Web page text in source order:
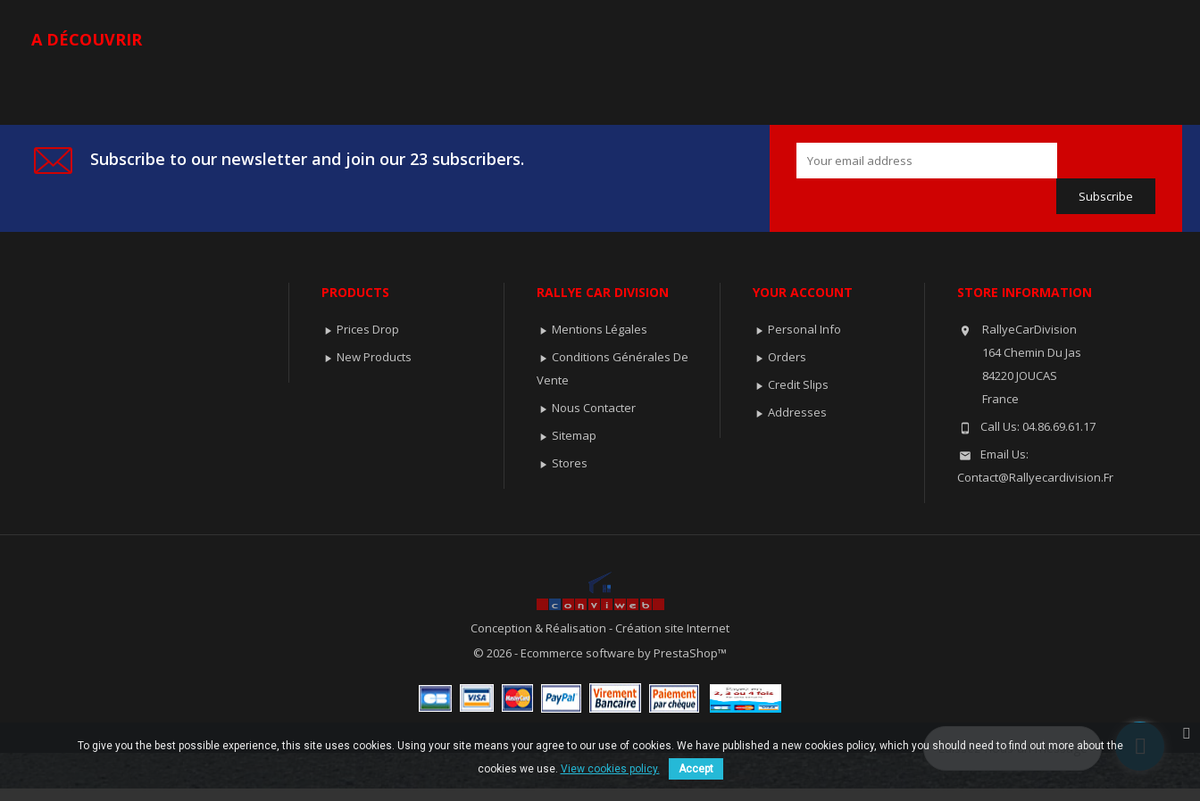
Laissez-nous un message
A DÉCOUVRIR
Subscribe to our newsletter and join our 23 subscribers.
PRODUCTS
 Prices Drop
 New Products
RALLYE CAR DIVISION
 Mentions Légales
 Conditions Générales De
Vente
 Nous Contacter
 Sitemap
 Stores
YOUR ACCOUNT
 Personal Info
 Orders
 Credit Slips
 Addresses
STORE INFORMATION

RallyeCarDivision
164 Chemin Du Jas
84220 JOUCAS
France
 Call Us: 04.86.69.61.17

Email Us:
Contact@rallyecardivision.fr
Conception & Réalisation - Création site Internet
© 2026 - Ecommerce software by PrestaShop™
To give you the best possible experience, this site uses cookies. Using your site means your agree to our use of cookies. We have published a new cookies policy, which you should need to find out more about the
cookies we use. View cookies policy. Accept